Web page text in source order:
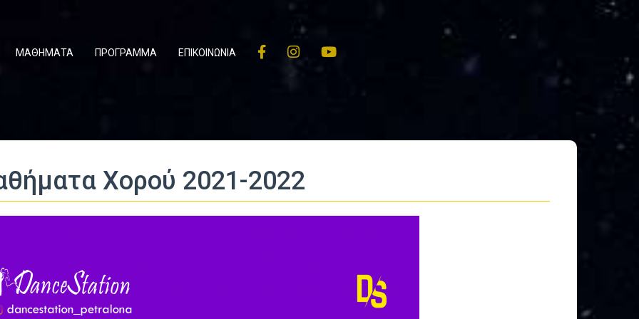
ΜΑΘΗΜΑΤΑ ΠΡΟΓΡΑΜΜΑ ΕΠΙΚΟΙΝΩΝΙΑ
Χορού 2021-2022